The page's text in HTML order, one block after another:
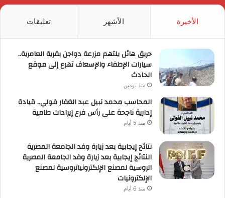
الأخيرة الأشهر تعليقات
حريق هائل يلتهم مزرعة دواجن بقرية العامرية..
سيارات الإطفاء والإسعاف تهرع إلى موقع
الحادث
منذ يومين
المحاسب محمد نبيل عبد الغفار فولي.. قيادة
إدارية ناجحة على رأس فرع إيرادات طامية
منذ 5 أيام
نتائج إيجابية بعد زيارة وفد الجامعة المصرية
النتائج إيجابية بعد زيارة وفد الجامعة المصرية
الروسية لمصنع الإلكترونياتروسية لمصنع
الإلكترونيات
منذ 6 أيام